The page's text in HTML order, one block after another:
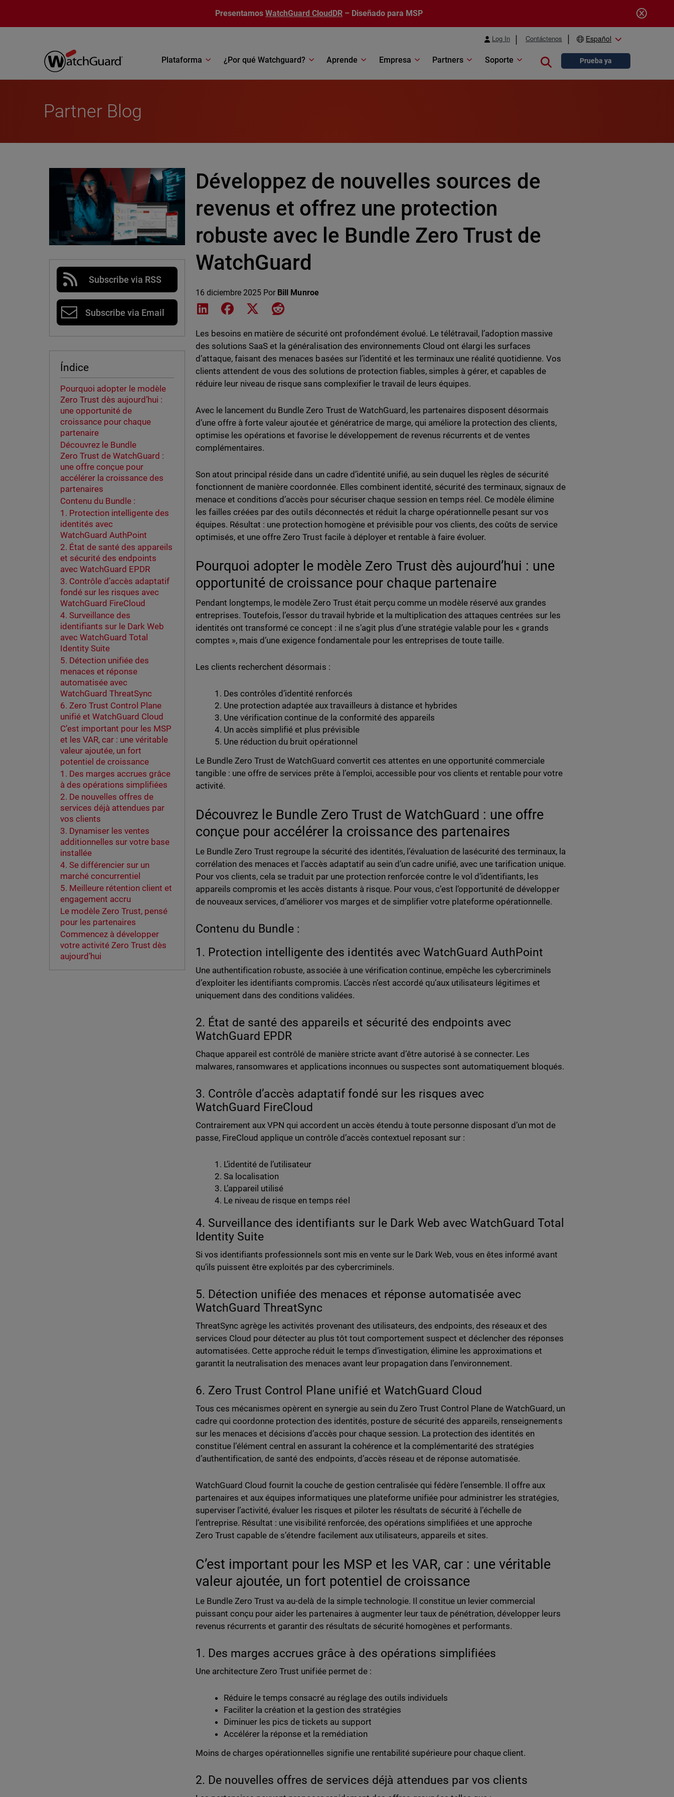
Presentamos WatchGuard CloudDR – Diseñado para MSP
Log In Contáctenos Español
Plataforma ¿Por qué Watchguard? Aprende Empresa Partners Soporte Close searchPrueba ya
Partner Blog
Subscribe via RSS
Subscribe via Email
Índice
Pourquoi adopter le modèle
Zero Trust dès aujourd’hui :
une opportunité de
croissance pour chaque
partenaire
Découvrez le Bundle
Zero Trust de WatchGuard :
une offre conçue pour
accélérer la croissance des
partenaires
Contenu du Bundle :
1. Protection intelligente des
identités avec
WatchGuard AuthPoint
2. État de santé des appareils
et sécurité des endpoints
avec WatchGuard EPDR
3. Contrôle d’accès adaptatif
fondé sur les risques avec
WatchGuard FireCloud
4. Surveillance des
identifiants sur le Dark Web
avec WatchGuard Total
Identity Suite
5. Détection unifiée des
menaces et réponse
automatisée avec
WatchGuard ThreatSync
6. Zero Trust Control Plane
unifié et WatchGuard Cloud
C’est important pour les MSP
et les VAR, car : une véritable
valeur ajoutée, un fort
potentiel de croissance
1. Des marges accrues grâce
à des opérations simplifiées
2. De nouvelles offres de
services déjà attendues par
vos clients
3. Dynamiser les ventes
additionnelles sur votre base
installée
4. Se différencier sur un
marché concurrentiel
5. Meilleure rétention client et
engagement accru
Le modèle Zero Trust, pensé
pour les partenaires
Commencez à développer
votre activité Zero Trust dès
aujourd’hui
Développez de nouvelles sources de
revenus et offrez une protection
robuste avec le Bundle Zero Trust de
WatchGuard
16 diciembre 2025 Por Bill Munroe
Share on LinkedIn
Share on Facebook
Share on XShare on Reddit
Les besoins en matière de sécurité ont profondément évolué. Le télétravail, l’adoption massive
des solutions SaaS et la généralisation des environnements Cloud ont élargi les surfaces
d’attaque, faisant des menaces basées sur l’identité et les terminaux une réalité quotidienne. Vos
clients attendent de vous des solutions de protection fiables, simples à gérer, et capables de
réduire leur niveau de risque sans complexifier le travail de leurs équipes.
Avec le lancement du Bundle Zero Trust de WatchGuard, les partenaires disposent désormais
d’une offre à forte valeur ajoutée et génératrice de marge, qui améliore la protection des clients,
optimise les opérations et favorise le développement de revenus récurrents et de ventes
complémentaires.
Son atout principal réside dans un cadre d’identité unifié, au sein duquel les règles de sécurité
fonctionnent de manière coordonnée. Elles combinent identité, sécurité des terminaux, signaux de
menace et conditions d’accès pour sécuriser chaque session en temps réel. Ce modèle élimine
les failles créées par des outils déconnectés et réduit la charge opérationnelle pesant sur vos
équipes. Résultat : une protection homogène et prévisible pour vos clients, des coûts de service
optimisés, et une offre Zero Trust facile à déployer et rentable à faire évoluer.
Pourquoi adopter le modèle Zero Trust dès aujourd’hui : une
opportunité de croissance pour chaque partenaire
Pendant longtemps, le modèle Zero Trust était perçu comme un modèle réservé aux grandes
entreprises. Toutefois, l’essor du travail hybride et la multiplication des attaques centrées sur les
identités ont transformé ce concept : il ne s’agit plus d’une stratégie valable pour les « grands
comptes », mais d’une exigence fondamentale pour les entreprises de toute taille.
Les clients recherchent désormais :
Des contrôles d’identité renforcés
Une protection adaptée aux travailleurs à distance et hybrides
Une vérification continue de la conformité des appareils
Un accès simplifié et plus prévisible
Une réduction du bruit opérationnel
Le Bundle Zero Trust de WatchGuard convertit ces attentes en une opportunité commerciale
tangible : une offre de services prête à l’emploi, accessible pour vos clients et rentable pour votre
activité.
Découvrez le Bundle Zero Trust de WatchGuard : une offre
conçue pour accélérer la croissance des partenaires
Le Bundle Zero Trust regroupe la sécurité des identités, l’évaluation de lasécurité des terminaux, la
corrélation des menaces et l’accès adaptatif au sein d’un cadre unifié, avec une tarification unique.
Pour vos clients, cela se traduit par une protection renforcée contre le vol d’identifiants, les
appareils compromis et les accès distants à risque. Pour vous, c’est l’opportunité de développer
de nouveaux services, d’améliorer vos marges et de simplifier votre plateforme opérationnelle.
Contenu du Bundle :
1. Protection intelligente des identités avec WatchGuard AuthPoint
Une authentification robuste, associée à une vérification continue, empêche les cybercriminels
d’exploiter les identifiants compromis. L’accès n’est accordé qu’aux utilisateurs légitimes et
uniquement dans des conditions validées.
2. État de santé des appareils et sécurité des endpoints avec
WatchGuard EPDR
Chaque appareil est contrôlé de manière stricte avant d’être autorisé à se connecter. Les
malwares, ransomwares et applications inconnues ou suspectes sont automatiquement bloqués.
3. Contrôle d’accès adaptatif fondé sur les risques avec
WatchGuard FireCloud
Contrairement aux VPN qui accordent un accès étendu à toute personne disposant d’un mot de
passe, FireCloud applique un contrôle d’accès contextuel reposant sur :
L’identité de l’utilisateur
Sa localisation
L’appareil utilisé
Le niveau de risque en temps réel
4. Surveillance des identifiants sur le Dark Web avec WatchGuard Total
Identity Suite
Si vos identifiants professionnels sont mis en vente sur le Dark Web, vous en êtes informé avant
qu’ils puissent être exploités par des cybercriminels.
5. Détection unifiée des menaces et réponse automatisée avec
WatchGuard ThreatSync
ThreatSync agrège les activités provenant des utilisateurs, des endpoints, des réseaux et des
services Cloud pour détecter au plus tôt tout comportement suspect et déclencher des réponses
automatisées. Cette approche réduit le temps d’investigation, élimine les approximations et
garantit la neutralisation des menaces avant leur propagation dans l’environnement.
6. Zero Trust Control Plane unifié et WatchGuard Cloud
Tous ces mécanismes opèrent en synergie au sein du Zero Trust Control Plane de WatchGuard, un
cadre qui coordonne protection des identités, posture de sécurité des appareils, renseignements
sur les menaces et décisions d’accès pour chaque session. La protection des identités en
constitue l’élément central en assurant la cohérence et la complémentarité des stratégies
d’authentification, de santé des endpoints, d’accès réseau et de réponse automatisée.
WatchGuard Cloud fournit la couche de gestion centralisée qui fédère l’ensemble. Il offre aux
partenaires et aux équipes informatiques une plateforme unifiée pour administrer les stratégies,
superviser l’activité, évaluer les risques et piloter les résultats de sécurité à l’échelle de
l’entreprise. Résultat : une visibilité renforcée, des opérations simplifiées et une approche
Zero Trust capable de s’étendre facilement aux utilisateurs, appareils et sites.
C’est important pour les MSP et les VAR, car : une véritable
valeur ajoutée, un fort potentiel de croissance
Le Bundle Zero Trust va au-delà de la simple technologie. Il constitue un levier commercial
puissant conçu pour aider les partenaires à augmenter leur taux de pénétration, développer leurs
revenus récurrents et garantir des résultats de sécurité homogènes et performants.
1. Des marges accrues grâce à des opérations simplifiées
Une architecture Zero Trust unifiée permet de :
Réduire le temps consacré au réglage des outils individuels
Faciliter la création et la gestion des stratégies
Diminuer les pics de tickets au support
Accélérer la réponse et la remédiation
Moins de charges opérationnelles signifie une rentabilité supérieure pour chaque client.
2. De nouvelles offres de services déjà attendues par vos clients